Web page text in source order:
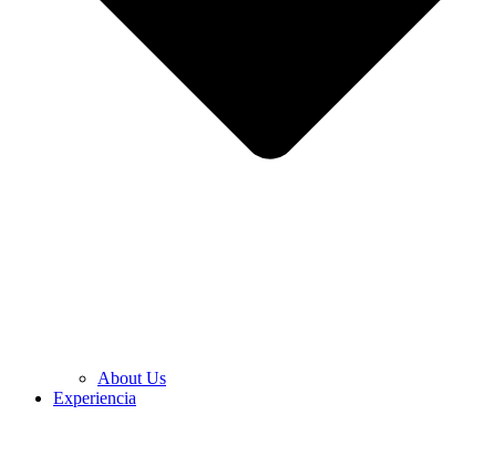
About Us
Experiencia